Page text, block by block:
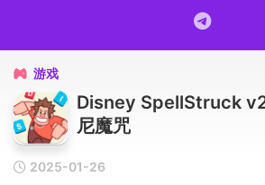
 游戏
Disney SpellStruck
尼魔咒
2025-01-26